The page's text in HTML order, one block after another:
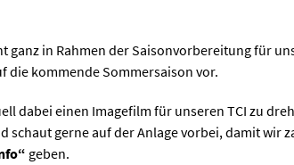
ganz in Rahmen der Saisonvorbereitung für
die kommende Sommersaison vor.
dabei einen Imagefilm für unseren TCI zu
schaut gerne auf der Anlage vorbei, damit
geben.